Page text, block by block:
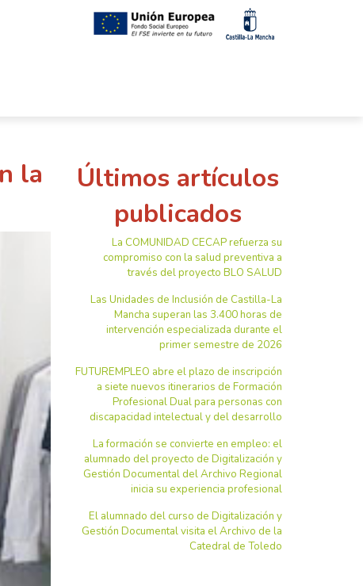
la
Últimos artículos
publicados
La COMUNIDAD CECAP refuerza su
compromiso con la salud preventiva a
través del proyecto BLO SALUD
Las Unidades de Inclusión de Castilla-La
Mancha superan las 3.400 horas de
intervención especializada durante el
primer semestre de 2026
FUTUREMPLEO abre el plazo de inscripción
a siete nuevos itinerarios de Formación
Profesional Dual para personas con
discapacidad intelectual y del desarrollo
La formación se convierte en empleo: el
alumnado del proyecto de Digitalización y
Gestión Documental del Archivo Regional
inicia su experiencia profesional
El alumnado del curso de Digitalización y
Gestión Documental visita el Archivo de la
Catedral de Toledo